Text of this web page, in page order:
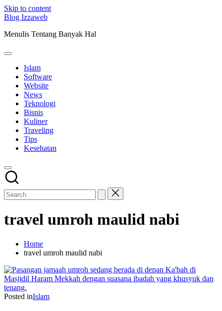
Skip to content
Blog Izzaweb
Menulis Tentang Banyak Hal
Islam
Software
Website
News
Teknologi
Bisnis
Kuliner
Traveling
Tips
Kesehatan
travel umroh maulid nabi
Home
travel umroh maulid nabi
Posted inIslam